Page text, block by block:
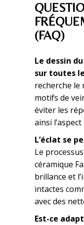
(FAQ)
Le dessin
sur toutes
recherche le
motifs de
éviter les
ainsi
L’éclat se
Le
céramique
brillance et
intactes
avec des
Est-ce